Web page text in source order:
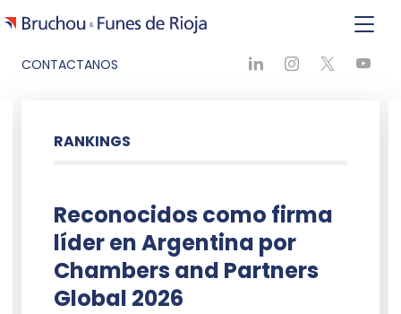
CONTACTANOS
Reconocidos como firma
líder en Argentina por
Chambers and Partners
Global 2026
RANKINGS